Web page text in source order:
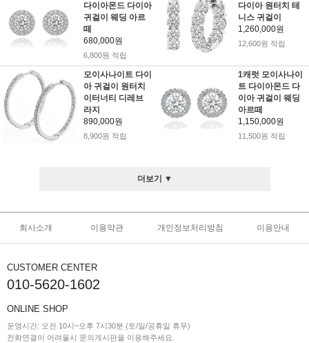
다이아몬드 다이아
귀걸이 웨딩 아르
떼
680,000원
6,800원 적립
다이아 원터치 테
니스 귀걸이
1,260,000원
12,600원 적립
모이사나이트 다이
아 귀걸이 원터치
이터너티 디레브
라지
890,000원
8,900원 적립
1캐럿 모이사나이
트 다이아몬드 다
이아 귀걸이 웨딩
아르떼
1,150,000원
11,500원 적립
더보기 ▼
회사소개 이용약관 개인정보처리방침 이용안내
CUSTOMER CENTER
010-5620-1602
ONLINE SHOP
운영시간: 오전 10시~오후 7시30분 (토/일/공휴일 휴무)
전화연결이 어려울시 문의게시판을 이용해주세요.